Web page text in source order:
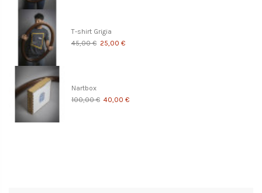
T-shirt Grigia
45,00 € 25,00 €
Nartbox
100,00 € 40,00 €